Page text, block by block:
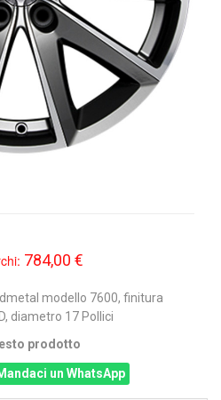
784,00 €
modello 7600, finitura
diametro 17 Pollici
prodotto
un WhatsApp